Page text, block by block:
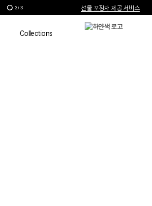
선물 포장재 제공 서비스
한여름의 특별한 선물, 10% 할인 쿠폰
3/ 3
Campaign
Collections